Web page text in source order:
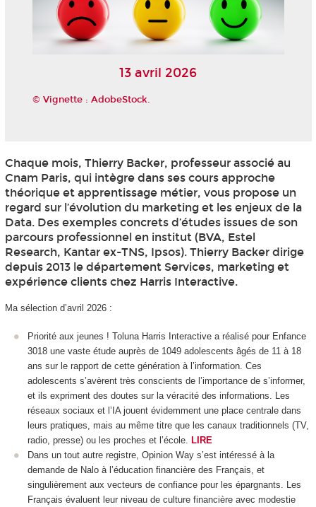
13 avril 2026
© Vignette : AdobeStock.
Chaque mois, Thierry Backer, professeur associé au
Cnam Paris, qui intègre dans ses cours approche
théorique et apprentissage métier, vous propose un
regard sur l’évolution du marketing et les enjeux de la
Data. Des exemples concrets d’études issues de son
parcours professionnel en institut (BVA, Estel
Research, Kantar ex-TNS, Ipsos). Thierry Backer dirige
depuis 2013 le département Services, marketing et
expérience clients chez Harris Interactive.
Ma sélection d’avril 2026 :
Priorité aux jeunes ! Toluna Harris Interactive a réalisé pour Enfance
3018 une vaste étude auprès de 1049 adolescents âgés de 11 à 18
ans sur le rapport de cette génération à l’information. Ces
adolescents s’avèrent très conscients de l’importance de s’informer,
et ils expriment des doutes sur la véracité des informations. Les
réseaux sociaux et l’IA jouent évidemment une place centrale dans
leurs pratiques, mais au même titre que les canaux traditionnels (TV,
radio, presse) ou les proches et l’école. LIRE
Dans un tout autre registre, Opinion Way s’est intéressé à la
demande de Nalo à l’éducation financière des Français, et
singulièrement aux vecteurs de confiance pour les épargnants. Les
Français évaluent leur niveau de culture financière avec modestie